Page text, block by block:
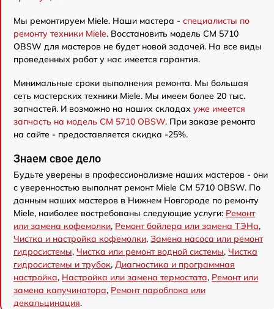
Мы ремонтируем Miele. Наши мастера - специалисты по
ремонту техники Miele. Восстановить модель CM 5710
OBSW для мастеров не будет новой задачей. На все виды
проведенных работ у нас имеется гарантия.
Минимальные сроки выполнения ремонта. Мы большая
сеть мастерских техники Miele. Мы имеем более 20 тыс.
запчастей. И возможно на наших складах уже имеется
запчасть на модель CM 5710 OBSW. При заказе ремонта
на сайте - предоставляется скидка -25%.
Знаем свое дело
Будьте уверены в профессионализме наших мастеров - они
с уверенностью выполнят ремонт Miele CM 5710 OBSW. По
данным наших мастеров в Нижнем Новгороде по ремонту
Miele, наиболее востребованы следующие услуги: Ремонт
или замена кофемолки, Ремонт бойлера или замена ТЭНа,
Чистка и настройка кофемолки, Замена насоса или ремонт
гидросистемы, Чистка или ремонт водной системы, Чистка
гидросистемы и трубок, Диагностика и программная
настройка, Настройка или замена термостата, Ремонт или
замена капучинатора, Ремонт пароблока или
декальцинация.